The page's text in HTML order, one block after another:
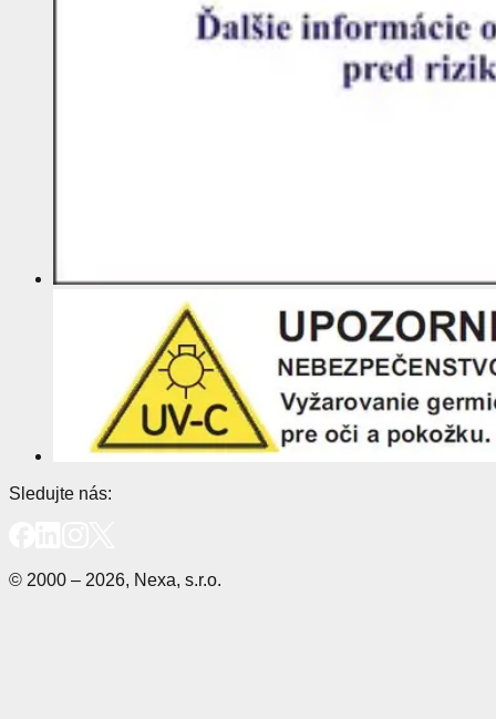
Sledujte nás:
© 2000 – 2026, Nexa, s.r.o.